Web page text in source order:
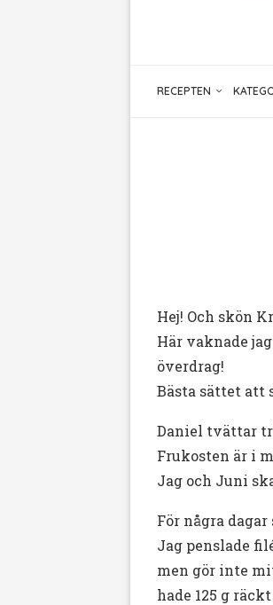
RECEPTEN
Hej! Och skön
Här vaknade
överdrag!
Bästa sättet att
Daniel tvättar
Frukosten är i
Jag och Juni
För några
Jag penslade
men gör inte
hade 125 g